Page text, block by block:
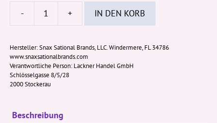
-
Cookie
Popcorn
OREO
28g
+ IN DEN KORB
Hersteller:Snax Sational Brands, LLC. Windermere, FL 34786
www.snaxsationalbrands.com
Verantwortliche Person: Lackner Handel GmbH
Schlösselgasse 8/5/28
2000 Stockerau
Beschreibung